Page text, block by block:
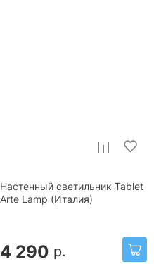
Настенный светильник Tablet
Arte Lamp (Италия)
4 290 р.